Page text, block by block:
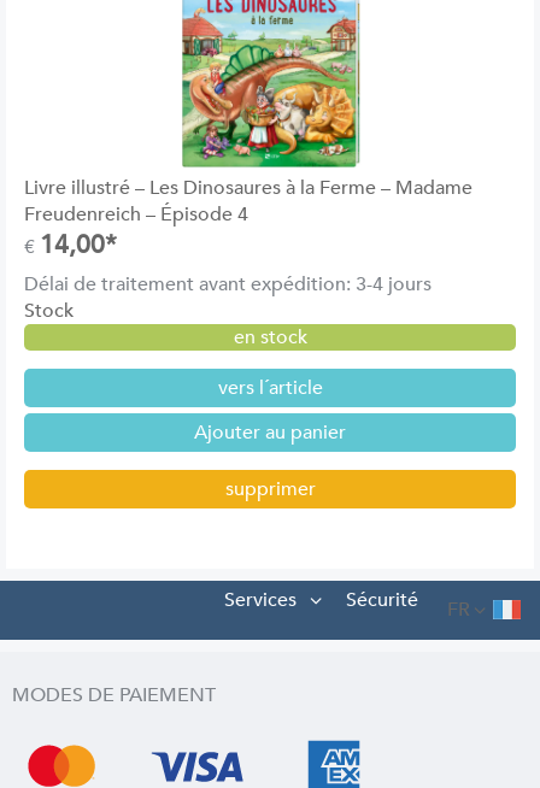
Livre illustré – Les Dinosaures à la Ferme – Madame
Freudenreich – Épisode 4
€ 14,00*
Délai de traitement avant expédition: 3-4 jours
Stock
en stock
vers l´article
supprimer
FR
Sécurité
Services
MODES DE PAIEMENT